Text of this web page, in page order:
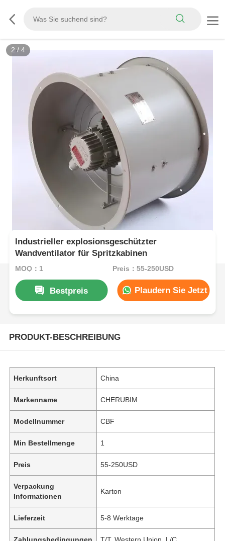
2/ 4
Industrieller explosionsgeschützter
Wandventilator für Spritzkabinen
MOQ：1 Preis：55-250USD
Bestpreis Plaudern Sie Jetzt
PRODUKT-BESCHREIBUNG
Herkunftsort China
Markenname CHERUBIM
Modellnummer CBF
Min Bestellmenge 1
Preis 55-250USD
Verpackung
Informationen
Karton
Lieferzeit 5-8 Werktage
Zahlungsbedingungen T/T, Western Union, L/C